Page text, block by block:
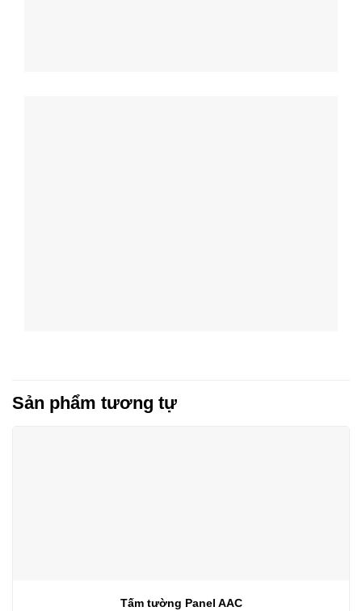
Sản phẩm tương tự
Tấm tường Panel AAC